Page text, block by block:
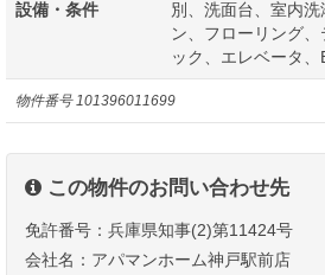
物件番号101396011699
設備・条件
別、洗面台、室内
ン、フローリング
ック、エレベータ、
この物件のお問い合わせ先
免許番号：兵庫県知事(2)第11424号
会社名：アパマンホーム神戸駅前店